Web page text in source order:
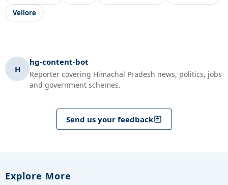
Vellore
H
hg-content-bot
Reporter covering Himachal Pradesh news, politics, jobs
and government schemes.
Send us your feedback
Explore More